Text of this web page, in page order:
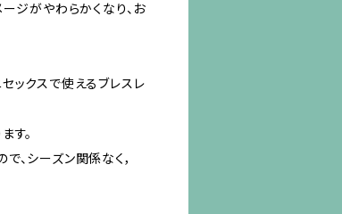
ジがやわらかくなり、お
ックスで使えるブレスレ
す。
、シーズン関係なく，